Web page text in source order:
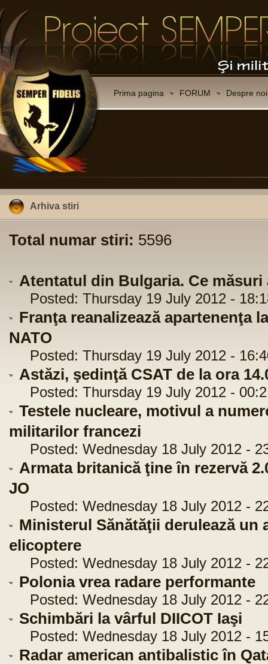
Prima pagina FORUM Despre noi
Arhiva stiri
Total numar stiri: 5596
Atentatul din Bulgaria. Ce măsuri
Posted: Thursday 19 July 2012 -
Franţa reanalizează apartenenţa
NATO
Posted: Thursday 19 July 2012 -
Astăzi, şedinţă CSAT de la ora
Posted: Thursday 19 July 2012 -
Testele nucleare, motivul a
militarilor francezi
Posted: Wednesday 18 July 2012 -
Armata britanică ţine în rezervă
JO
Posted: Wednesday 18 July 2012 -
Ministerul Sănătăţii derulează un
elicoptere
Posted: Wednesday 18 July 2012 -
Polonia vrea radare performante
Posted: Wednesday 18 July 2012 -
Schimbări la vârful DIICOT Iaşi
Posted: Wednesday 18 July 2012 -
Radar american antibalistic în